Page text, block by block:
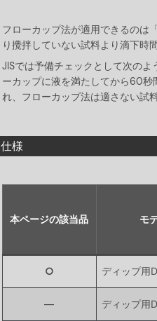
フローカップ法が適用できるのは
り攪拌していない試料より滴下時
JISでは予備チェックとして次の
ーカップに液を満たしてから60秒
れ、フローカップ法は適さない試
仕様
本ページの該当品 モ
○ ディップ用
― ディップ用